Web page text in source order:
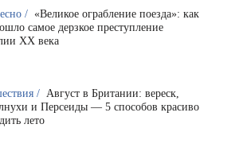
/ «Великое ограбление поезда»: как
самое дерзкое преступление
XX века
/ Август в Британии: вереск,
и Персеиды — 5 способов красиво
лето